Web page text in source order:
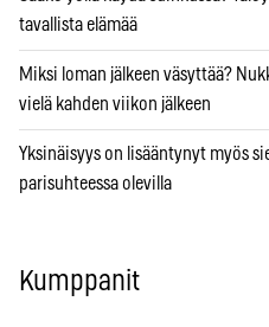
tavallista elämää
Miksi loman jälkeen väsyttää?
vielä kahden viikon jälkeen
Yksinäisyys on lisääntynyt myös
parisuhteessa olevilla
Kumppanit